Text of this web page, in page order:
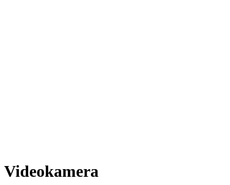
Videokamera